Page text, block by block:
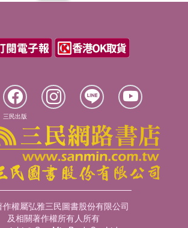
三民出版
作權屬弘雅三民圖書股份有限公司
及相關著作權所有人所有